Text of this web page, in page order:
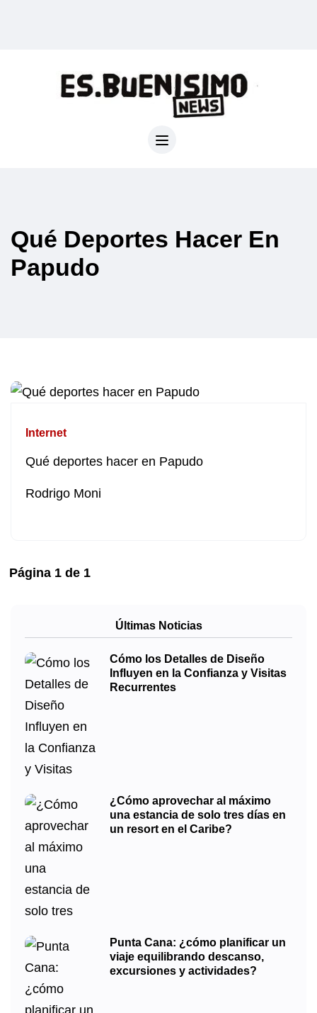
Qué Deportes Hacer En
Papudo
Internet
Qué deportes hacer en Papudo
Rodrigo Moni
Página 1 de 1
Últimas Noticias
Cómo los Detalles de Diseño
Influyen en la Confianza y Visitas
Recurrentes
¿Cómo aprovechar al máximo
una estancia de solo tres días en
un resort en el Caribe?
Punta Cana: ¿cómo planificar un
viaje equilibrando descanso,
excursiones y actividades?